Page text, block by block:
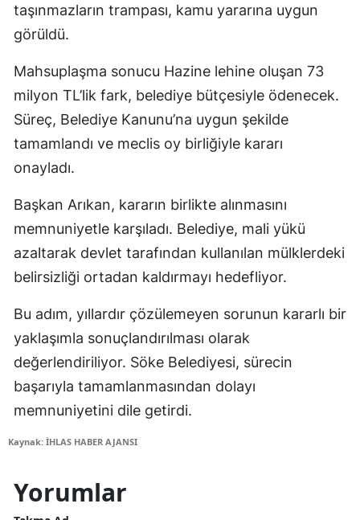
taşınmazların trampası, kamu yararına uygun
görüldü.
Mahsuplaşma sonucu Hazine lehine oluşan 73
milyon TL’lik fark, belediye bütçesiyle ödenecek.
Süreç, Belediye Kanunu’na uygun şekilde
tamamlandı ve meclis oy birliğiyle kararı
onayladı.
Başkan Arıkan, kararın birlikte alınmasını
memnuniyetle karşıladı. Belediye, mali yükü
azaltarak devlet tarafından kullanılan mülklerdeki
belirsizliği ortadan kaldırmayı hedefliyor.
Bu adım, yıllardır çözülemeyen sorunun kararlı bir
yaklaşımla sonuçlandırılması olarak
değerlendiriliyor. Söke Belediyesi, sürecin
başarıyla tamamlanmasından dolayı
memnuniyetini dile getirdi.
Kaynak: İHLAS HABER AJANSI
Yorumlar